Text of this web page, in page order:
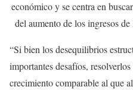
económico y se centra en
del aumento de los ingresos
“Si bien los desequilibrios
importantes desafíos,
crecimiento comparable al que